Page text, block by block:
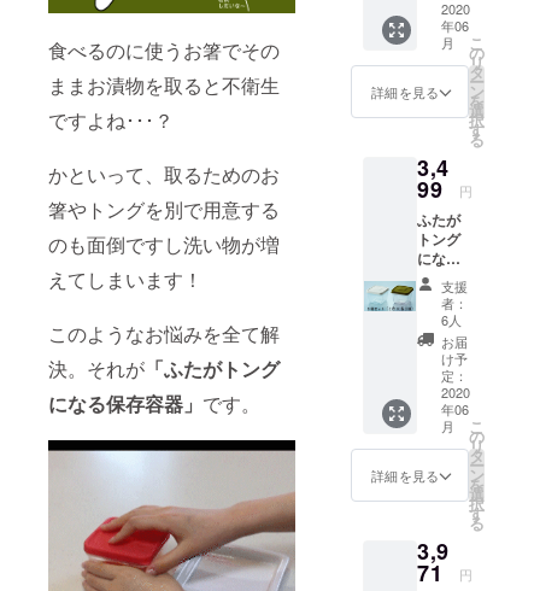
食べるのに使うお箸でその
ままお漬物を取ると不衛生
ですよね･･･？
かといって、取るためのお
箸やトングを別で用意する
のも面倒ですし洗い物が増
えてしまいます！
このようなお悩みを全て解
決。それが 「ふたがトング
になる保存容器」 です。
まで11台保
有
③ハルン
キット：紙
用しない未
来の採尿用
具シリー
ズ。全国の
医療機関で
ご使用頂い
ておりま
個セッ
2020
年06
月
詳細を見る
こ
の
リ
タ
ー
ン
を
選
択
す
る
3,4
99 円
ふたが
トング
になる
保存容
器
CAMPF
IRE限定
ラー 6
個セッ
支援
者：
6人
お届
け予
定：
2020
年06
月
詳細を見る
こ
の
リ
タ
ー
ン
を
選
択
す
る
3,9
71 円